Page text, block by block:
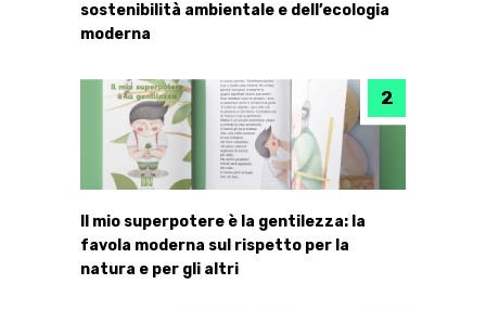
sostenibilità ambientale e dell’ecologia
moderna
Il mio superpotere è la gentilezza: la
favola moderna sul rispetto per la
natura e per gli altri